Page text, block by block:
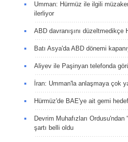
Umman: Hürmüz ile ilgili
ilerliyor
ABD davranışını düzeltmedikçe
Batı Asya'da ABD dönemi
Aliyev ile Paşinyan telefonda
İran: Umman'la anlaşmaya çok
Hürmüz'de BAE'ye ait gemi hedef
Devrim Muhafızları Ordusu'ndan
şartı belli oldu